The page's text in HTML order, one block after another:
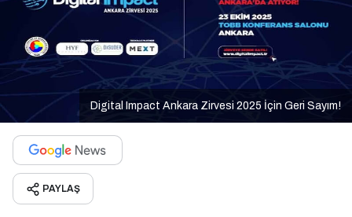
Digital Impact Ankara Zirvesi 2025 İçin Geri Sayım!
PAYLAŞ